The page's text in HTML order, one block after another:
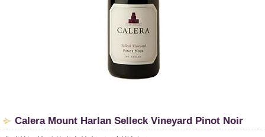
​Calera Mount Harlan Selleck Vineyard Pinot Noir